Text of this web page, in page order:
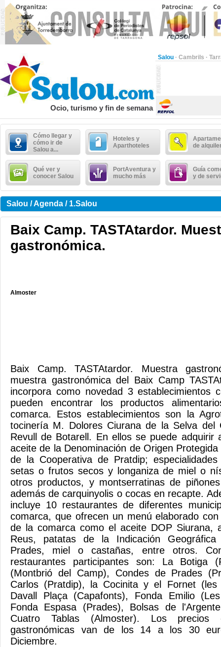
Salou · Cambrils ·
Ocio, turismo y fin de semana
Cómo llegar y
cómo ir de
Salou a...
Hoteles y
Aparthoteles
de
Qué ver y
conocer Salou
PortAventura y
mucho más
Guía
y de
Salou / Agenda / 1.Salou
Baix Camp. TASTAtardor.
gastronómica.
Almoster
Baix Camp. TASTAtardor. Muestra
muestra gastronómica del Baix Camp
incorpora como novedad 3 establecimientos
pueden encontrar los productos
comarca. Estos establecimientos son la
tocinería M. Dolores Ciurana de la Selva del
Revull de Botarell. En ellos se puede adquirir
aceite de la Denominación de Origen
de la Cooperativa de Pratdip;
setas o frutos secos y longaniza de miel o
otros productos, y montserratinas de
además de carquinyolis o cocas en recapte.
incluye 10 restaurantes de diferentes
comarca, que ofrecen un menú elaborado
de la comarca como el aceite DOP Siurana,
Reus, patatas de la Indicación
Prades, miel o castañas, entre otros.
restaurantes participantes son: La Botiga
(Montbrió del Camp), Condes de Prades
Carlos (Pratdip), la Cocinita y el Fornet
Davall Plaça (Capafonts), Fonda Emilio
Fonda Espasa (Prades), Bolsas de
Cuatro Tablas (Almoster). Los precios
gastronómicas van de los 14 a los 30
Diciembre.